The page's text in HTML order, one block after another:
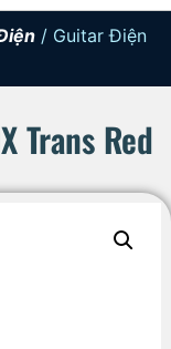
/ Guitar Điện
Trans Red